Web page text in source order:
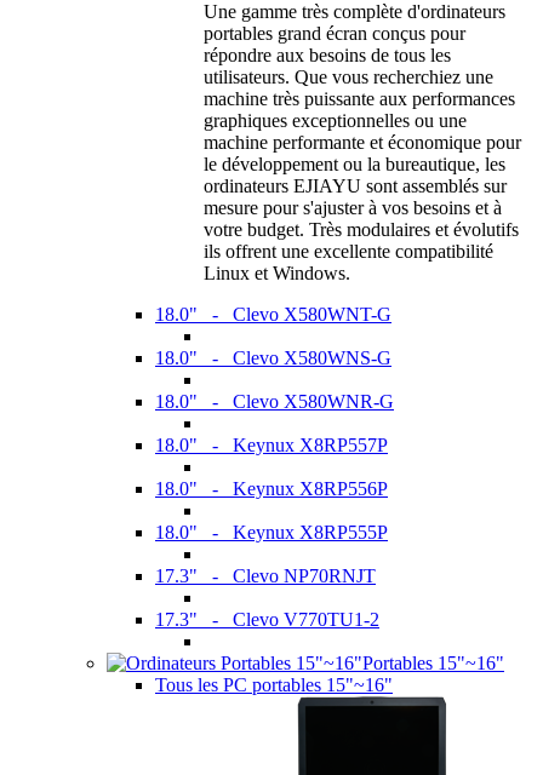
Une gamme très complète d'ordinateurs
portables grand écran conçus pour
répondre aux besoins de tous les
utilisateurs. Que vous recherchiez une
machine très puissante aux performances
graphiques exceptionnelles ou une
machine performante et économique pour
le développement ou la bureautique, les
ordinateurs EJIAYU sont assemblés sur
mesure pour s'ajuster à vos besoins et à
votre budget. Très modulaires et évolutifs
ils offrent une excellente compatibilité
Linux et Windows.
18.0" - Clevo X580WNT-G
18.0" - Clevo X580WNS-G
18.0" - Clevo X580WNR-G
18.0" - Keynux X8RP557P
18.0" - Keynux X8RP556P
18.0" - Keynux X8RP555P
17.3" - Clevo NP70RNJT
17.3" - Clevo V770TU1-2
Portables 15"~16"
Tous les PC portables 15"~16"